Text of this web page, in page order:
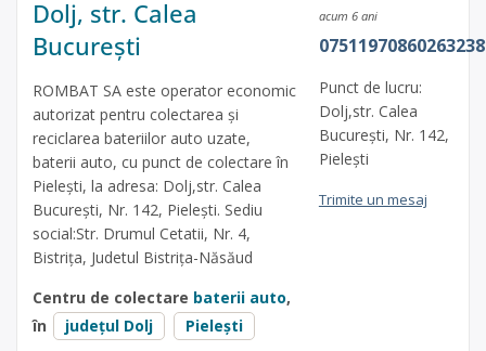
Dolj, str. Calea
București
ROMBAT SA este operator economic
autorizat pentru colectarea și
reciclarea bateriilor auto uzate,
baterii auto, cu punct de colectare în
Pielești, la adresa: Dolj,str. Calea
București, Nr. 142, Pielești. Sediu
social:Str. Drumul Cetatii, Nr. 4,
Bistrița, Judetul Bistrița-Năsăud
Centru de colectare baterii auto,
în
județul Dolj Pielești
acum 6 ani
Punct de lucru:
Dolj,str. Calea
București, Nr. 142,
Pielești
Trimite un mesaj